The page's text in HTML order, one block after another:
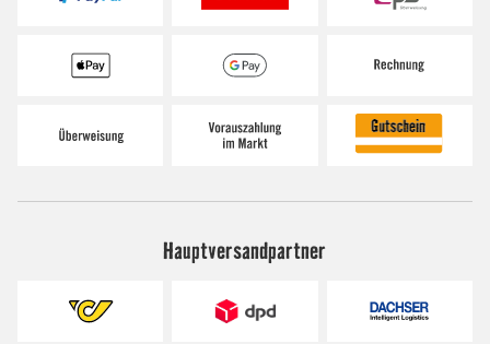
Hauptversandpartner